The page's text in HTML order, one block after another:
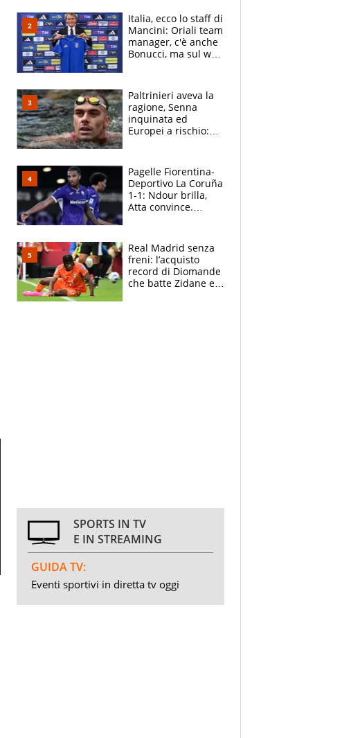
felice del mio livello"
Italia, ecco lo staff di
Mancini: Oriali team
manager, c'è anche
Bonucci, ma sul web
Paltrinieri aveva la
ragione, Senna
inquinata ed
Europei a rischio:
adesso
Pagelle Fiorentina-
Deportivo La Coruña
1-1: Ndour brilla,
Atta convince.
Real Madrid senza
freni: l’acquisto
record di Diomande
che batte Zidane e
SPORTS IN TV
E IN STREAMING
GUIDA TV:
Eventi sportivi in diretta tv oggi